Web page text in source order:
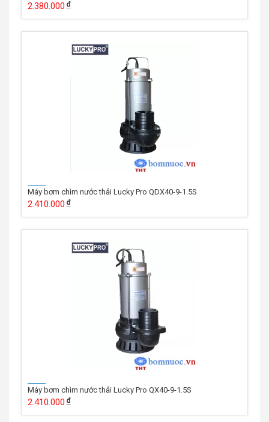
2.380.000
Máy bơm chìm nước thải Lucky Pro QDX40-9-1.5S
2.410.000
Máy bơm chìm nước thải Lucky Pro QX40-9-1.5S
2.410.000